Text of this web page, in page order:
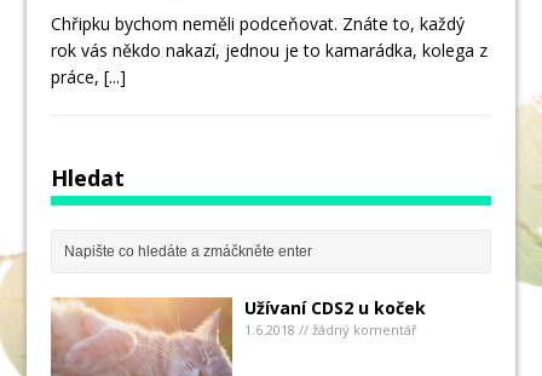
Chřipku bychom neměli podceňovat. Znáte to, každý
rok vás někdo nakazí, jednou je to kamarádka, kolega z
práce,[...]
Hledat
Užívaní CDS2 u koček
1.6.2018 // žádný komentář